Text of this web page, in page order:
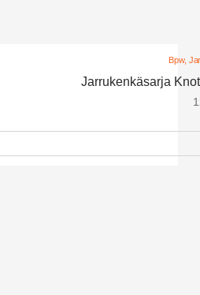
Bpw,
Jarrukenkäsarja